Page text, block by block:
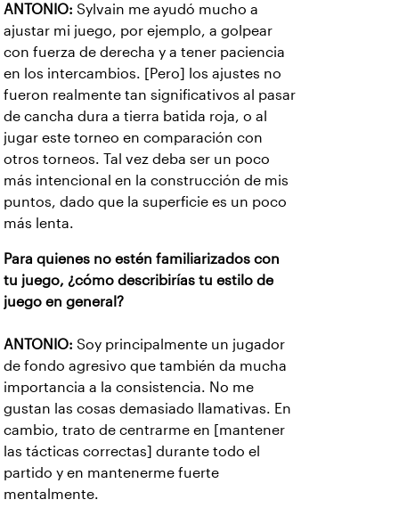
ANTONIO: Sylvain me ayudó mucho a
ajustar mi juego, por ejemplo, a golpear
con fuerza de derecha y a tener paciencia
en los intercambios. [Pero] los ajustes no
fueron realmente tan significativos al pasar
de cancha dura a tierra batida roja, o al
jugar este torneo en comparación con
otros torneos. Tal vez deba ser un poco
más intencional en la construcción de mis
puntos, dado que la superficie es un poco
más lenta.
Para quienes no estén familiarizados con
tu juego, ¿cómo describirías tu estilo de
juego en general?
ANTONIO: Soy principalmente un jugador
de fondo agresivo que también da mucha
importancia a la consistencia. No me
gustan las cosas demasiado llamativas. En
cambio, trato de centrarme en [mantener
las tácticas correctas] durante todo el
partido y en mantenerme fuerte
mentalmente.